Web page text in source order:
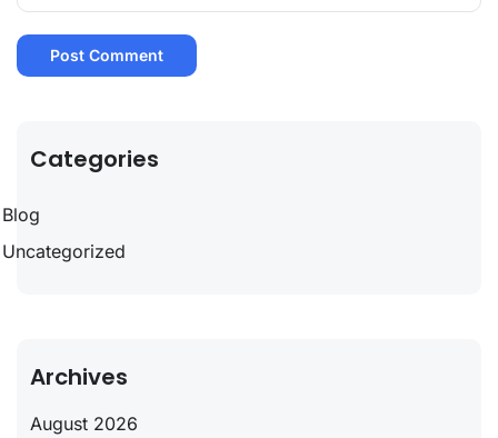
Categories
Blog
Uncategorized
Archives
August 2026